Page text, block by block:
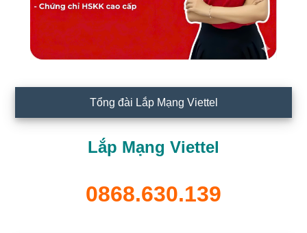
Tổng đài Lắp Mạng Viettel
Lắp Mạng Viettel
0868.630.139